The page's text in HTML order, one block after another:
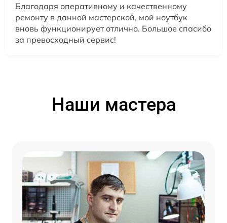
Благодаря оперативному и качественному
ремонту в данной мастерской, мой ноутбук
вновь функционирует отлично. Большое спасибо
за превосходный сервис!
Наши мастера